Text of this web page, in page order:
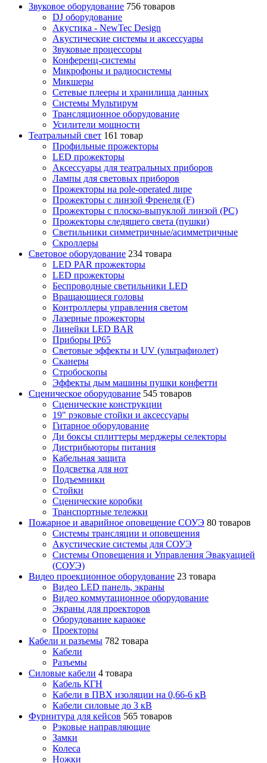
Звуковое оборудование 756 товаров
DJ оборудование
Акустика - NewTec Design
Акустические системы и аксессуары
Звуковые процессоры
Конференц-системы
Микрофоны и радиосистемы
Микшеры
Сетевые плееры и хранилища данных
Системы Мультирум
Трансляционное оборудование
Усилители мощности
Театральный свет 161 товар
Профильные прожекторы
LED прожекторы
Аксессуары для театральных приборов
Лампы для световых приборов
Прожекторы на pole-operated лире
Прожекторы с линзой Френеля (F)
Прожекторы с плоско-выпуклой линзой (PC)
Прожекторы следящего света (пушки)
Светильники симметричные/асимметричные
Скроллеры
Световое оборудование 234 товара
LED PAR прожекторы
LED прожекторы
Беспроводные светильники LED
Вращающиеся головы
Контроллеры управления светом
Лазерные прожекторы
Линейки LED BAR
Приборы IP65
Световые эффекты и UV (ультрафиолет)
Сканеры
Стробоскопы
Эффекты дым машины пушки конфетти
Сценическое оборудование 545 товаров
Сценические конструкции
19" рэковые стойки и аксесcуары
Гитарное оборудование
Ди боксы сплиттеры мерджеры селекторы
Дистрибьюторы питания
Кабельная защита
Подсветка для нот
Подъемники
Стойки
Сценические коробки
Транспортные тележки
Пожарное и аварийное оповещение СОУЭ 80 товаров
Cистемы трансляции и оповещения
Акустические системы для СОУЭ
Системы Оповещения и Управления Эвакуацией
(СОУЭ)
Видео проекционное оборудование 23 товара
Видео LED панель, экраны
Видео коммутационное оборудование
Экраны для проекторов
Оборудование караоке
Проекторы
Кабели и разъемы 782 товара
Кабели
Разъемы
Силовые кабели 4 товара
Кабель КГН
Кабели в ПВХ изоляции на 0,66-6 кВ
Кабели силовые до 3 кВ
Фурнитура для кейсов 565 товаров
Рэковые направляющие
Замки
Колеса
Ножки